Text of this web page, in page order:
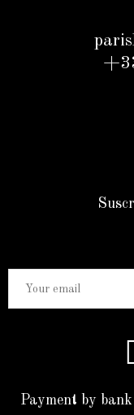
Payment by